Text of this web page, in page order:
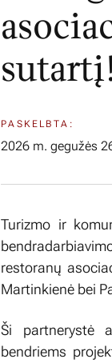
PASKELBTA:
2026 m. gegužės
Turizmo ir
restoranų
Martinkienė bei
Ši partnerystė
bendriems